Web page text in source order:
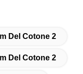
Del Cotone 2
Del Cotone 2